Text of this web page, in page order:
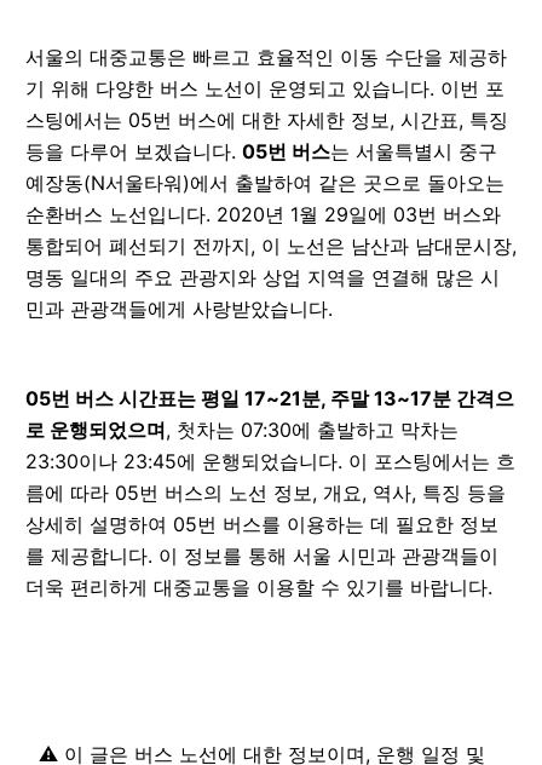
서울의 대중교통은 빠르고 효율적인 이동 수단을 제공하
기 위해 다양한 버스 노선이 운영되고 있습니다. 이번 포
스팅에서는 05번 버스에 대한 자세한 정보, 시간표, 특징
등을 다루어 보겠습니다. 05번 버스는 서울특별시 중구
예장동(N서울타워)에서 출발하여 같은 곳으로 돌아오는
순환버스 노선입니다. 2020년 1월 29일에 03번 버스와
통합되어 폐선되기 전까지, 이 노선은 남산과 남대문시장,
명동 일대의 주요 관광지와 상업 지역을 연결해 많은 시
민과 관광객들에게 사랑받았습니다.
05번 버스 시간표는 평일 17~21분, 주말 13~17분 간격으
로 운행되었으며, 첫차는 07:30에 출발하고 막차는
23:30이나 23:45에 운행되었습니다. 이 포스팅에서는 흐
름에 따라 05번 버스의 노선 정보, 개요, 역사, 특징 등을
상세히 설명하여 05번 버스를 이용하는 데 필요한 정보
를 제공합니다. 이 정보를 통해 서울 시민과 관광객들이
더욱 편리하게 대중교통을 이용할 수 있기를 바랍니다.
⚠️ 이 글은 버스 노선에 대한 정보이며, 운행 일정 및